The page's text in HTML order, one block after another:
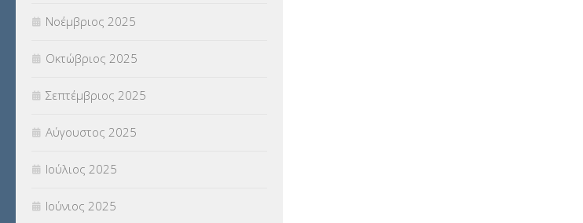
Νοέμβριος 2025
Οκτώβριος 2025
Σεπτέμβριος 2025
Αύγουστος 2025
Ιούλιος 2025
Ιούνιος 2025